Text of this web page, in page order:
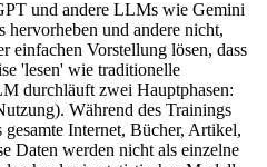
und andere LLMs wie Gemini
hervorheben und andere nicht,
einfachen Vorstellung lösen, dass
'lesen' wie traditionelle
durchläuft zwei Hauptphasen:
Während des Trainings
gesamte Internet, Bücher, Artikel,
Daten werden nicht als einzelne